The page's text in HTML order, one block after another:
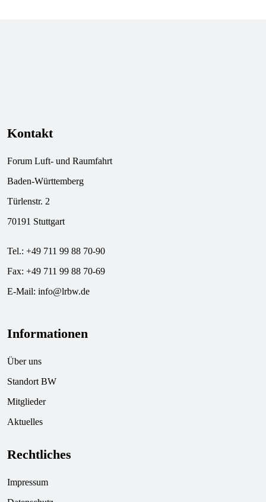
Kontakt
Forum Luft- und Raumfahrt
Baden-Württemberg
Türlenstr. 2
70191 Stuttgart
Tel.: +49 711 99 88 70-90
Fax: +49 711 99 88 70-69
E-Mail: info@lrbw.de
Informationen
Über uns
Standort BW
Mitglieder
Aktuelles
Rechtliches
Impressum